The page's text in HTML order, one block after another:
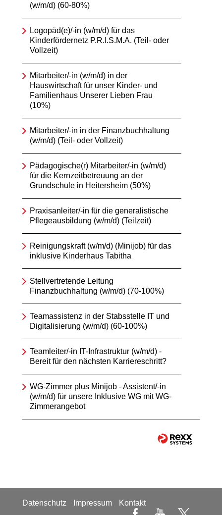
(w/m/d) (60-80%)
Logopäd(e)/-in (w/m/d) für das
Kinderfördernetz P.R.I.S.M.A. (Teil- oder
Vollzeit)
Mitarbeiter/-in (w/m/d) in der
Hauswirtschaft für unser Kinder- und
Familienhaus Unserer Lieben Frau
(10%)
Mitarbeiter/-in in der Finanzbuchhaltung
(w/m/d) (Teil- oder Vollzeit)
Pädagogische(r) Mitarbeiter/-in (w/m/d)
für die Kernzeitbetreuung an der
Grundschule in Heitersheim (50%)
Praxisanleiter/-in für die generalistische
Pflegeausbildung (w/m/d) (Teilzeit)
Reinigungskraft (w/m/d) (Minijob) für das
inklusive Kinderhaus Tabitha
Stellvertretende Leitung
Finanzbuchhaltung (w/m/d) (70-100%)
Teamassistenz in der Stabsstelle IT und
Digitalisierung (w/m/d) (60-100%)
Teamleiter/-in IT-Infrastruktur (w/m/d) -
Bereit für den nächsten Karriereschritt?
WG-Zimmer plus Minijob - Assistent/-in
(w/m/d) für unsere Inklusive WG mit WG-
Zimmerangebot
Datenschutz Impressum Kontakt